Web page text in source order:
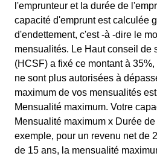
l'emprunteur et la durée de
capacité d'emprunt est calculée
d'endettement, c'est -à -dire le
mensualités. Le Haut conseil de
(HCSF) a fixé ce montant à
ne sont plus autorisées à
maximum de vos mensualités
Mensualité maximum. Votre
Mensualité maximum x Durée
exemple, pour un revenu net de
de 15 ans, la mensualité